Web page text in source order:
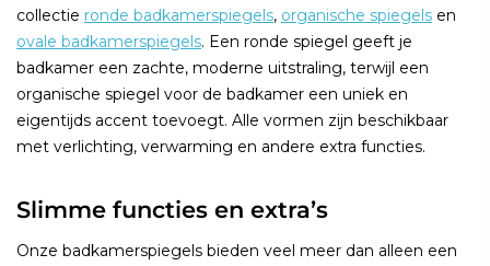
collectie ronde badkamerspiegels, organische spiegels en
ovale badkamerspiegels. Een ronde spiegel geeft je
badkamer een zachte, moderne uitstraling, terwijl een
organische spiegel voor de badkamer een uniek en
eigentijds accent toevoegt. Alle vormen zijn beschikbaar
met verlichting, verwarming en andere extra functies.
Slimme functies en extra’s
Onze badkamerspiegels bieden veel meer dan alleen een